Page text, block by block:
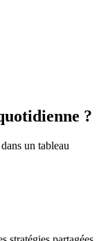
?
un tableau